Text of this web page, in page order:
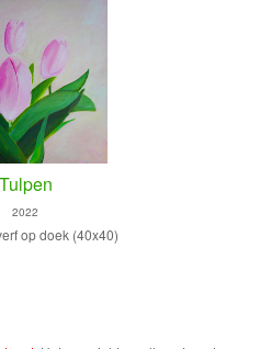
Tulpen
2022
op doek (40x40)